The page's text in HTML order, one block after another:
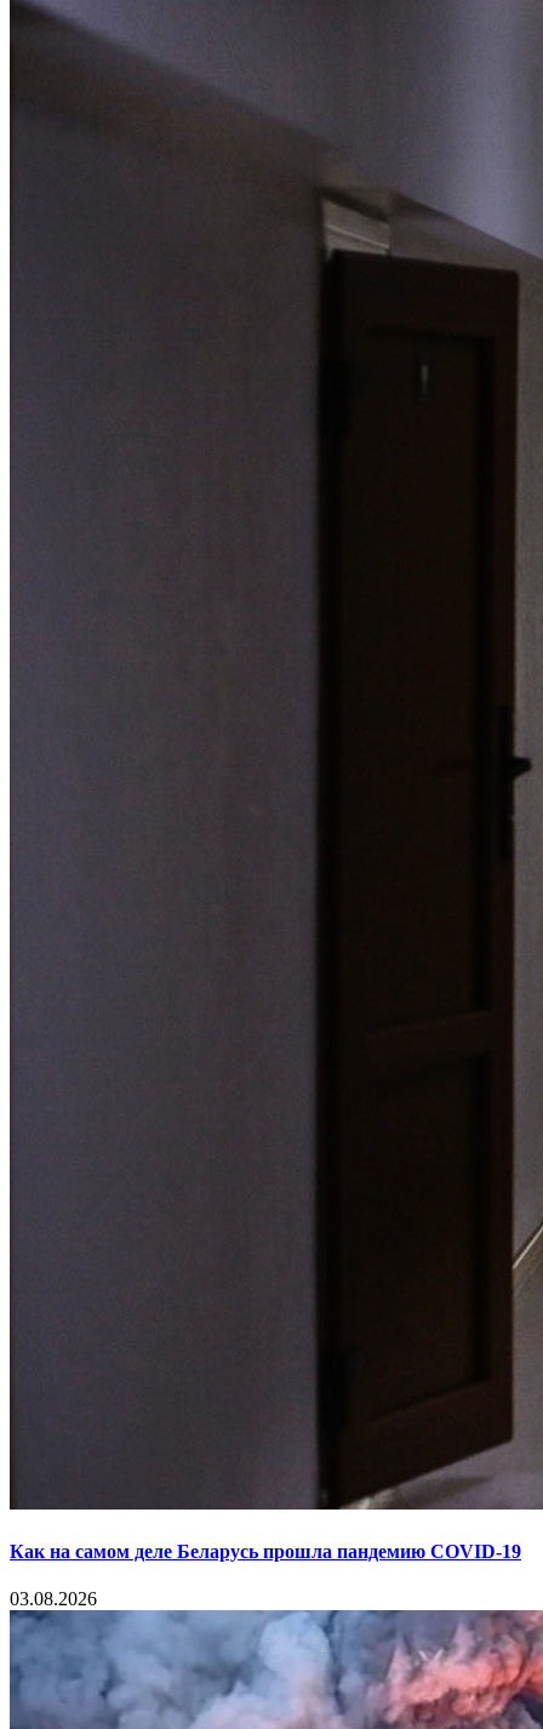
Как на самом деле Беларусь прошла пандемию COVID-19
03.08.2026